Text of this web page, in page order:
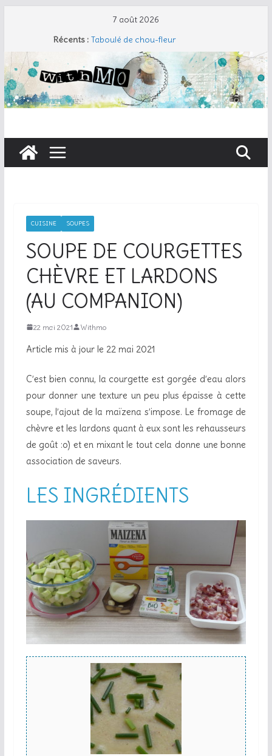
7 août 2026
Récents : Taboulé de chou-fleur
Salade de pâtes façon César
Travers de porc et salade fraîche
Coudre un gant de toilette
Cherry Cobbler
CUISINE SOUPES
SOUPE DE COURGETTES
CHÈVRE ET LARDONS
(AU COMPANION)
22 mai 2021 Withmo
Article mis à jour le 22 mai 2021
C’est bien connu, la courgette est gorgée d’eau alors
pour donner une texture un peu plus épaisse à cette
soupe, l’ajout de la maïzena s’impose. Le fromage de
chèvre et les lardons quant à eux sont les rehausseurs
de goût :o) et en mixant le tout cela donne une bonne
association de saveurs.
LES INGRÉDIENTS